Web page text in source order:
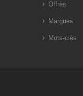
Offres
Marques
Mots-clés